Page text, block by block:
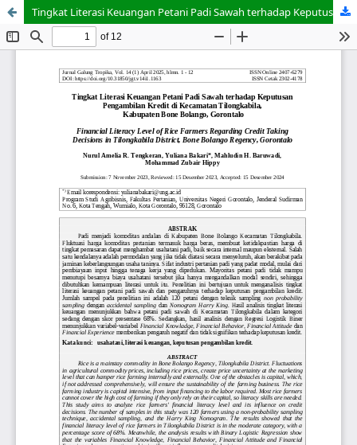
Tingkat Literasi Keuangan Petani Padi Sawah terhadap Keputusan Pengambilan Kredit di Kecamatan Tilongkabila, Kabupaten Bone Bolango, Gorontalo